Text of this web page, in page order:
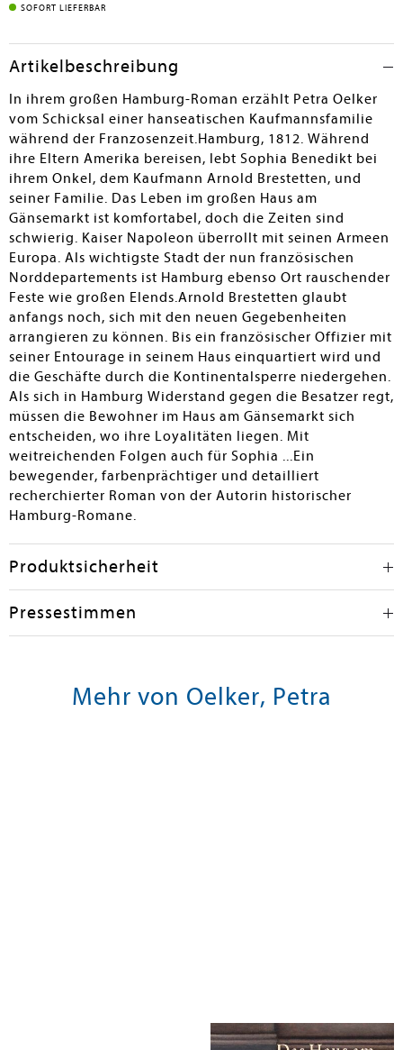
SOFORT LIEFERBAR
Artikelbeschreibung
In ihrem großen Hamburg-Roman erzählt Petra Oelker
vom Schicksal einer hanseatischen Kaufmannsfamilie
während der Franzosenzeit.Hamburg, 1812. Während
ihre Eltern Amerika bereisen, lebt Sophia Benedikt bei
ihrem Onkel, dem Kaufmann Arnold Brestetten, und
seiner Familie. Das Leben im großen Haus am
Gänsemarkt ist komfortabel, doch die Zeiten sind
schwierig. Kaiser Napoleon überrollt mit seinen Armeen
Europa. Als wichtigste Stadt der nun französischen
Norddepartements ist Hamburg ebenso Ort rauschender
Feste wie großen Elends.Arnold Brestetten glaubt
anfangs noch, sich mit den neuen Gegebenheiten
arrangieren zu können. Bis ein französischer Offizier mit
seiner Entourage in seinem Haus einquartiert wird und
die Geschäfte durch die Kontinentalsperre niedergehen.
Als sich in Hamburg Widerstand gegen die Besatzer regt,
müssen die Bewohner im Haus am Gänsemarkt sich
entscheiden, wo ihre Loyalitäten liegen. Mit
weitreichenden Folgen auch für Sophia ...Ein
bewegender, farbenprächtiger und detailliert
recherchierter Roman von der Autorin historischer
Hamburg-Romane.
Produktsicherheit
Pressestimmen
Mehr von Oelker, Petra